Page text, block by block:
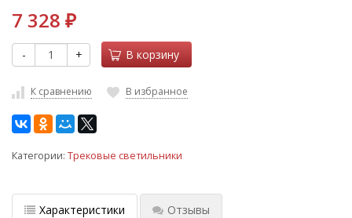
7 328 ₽
- + В корзину
К сравнению В избранное
Категории: Трековые светильники
Характеристики Отзывы